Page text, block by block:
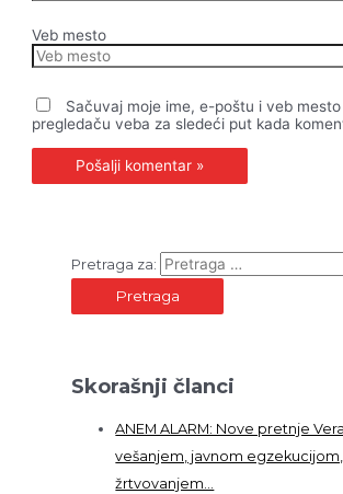
Veb mesto
Sačuvaj moje ime, e-poštu i veb
pregledaču veba za sledeći put kada
Pretraga za:
Skorašnji članci
ANEM ALARM: Nove pretnje
vešanjem, javnom egzekucijom,
žrtvovanjem…